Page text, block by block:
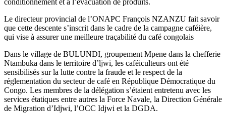
Le directeur provincial de l’ONAPC François NZANZU fait savoir
que cette descente s’inscrit dans le cadre de la campagne caféière,
qui vise à assurer une meilleure traçabilité du café congolais
Dans le village de BULUNDI, groupement Mpene dans la chefferie
Ntambuka dans le territoire d’ljwi, les caféiculteurs ont été
sensibilisés sur la lutte contre la fraude et le respect de la
réglementation du secteur de café en République Démocratique du
Congo. Les membres de la délégation s’étaient entretenu avec les
services étatiques entre autres la Force Navale, la Direction Générale
de Migration d’Idjwi, l’OCC Idjwi et la DGDA.